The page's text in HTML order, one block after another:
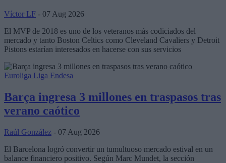
Víctor LF - 07 Aug 2026
El MVP de 2018 es uno de los veteranos más codiciados del
mercado y tanto Boston Celtics como Cleveland Cavaliers y Detroit
Pistons estarían interesados en hacerse con sus servicios
Euroliga Liga Endesa
Barça ingresa 3 millones en traspasos tras
verano caótico
Raúl González - 07 Aug 2026
El Barcelona logró convertir un tumultuoso mercado estival en un
balance financiero positivo. Según Marc Mundet, la sección